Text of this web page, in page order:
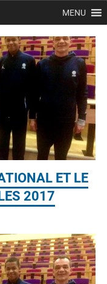
MENU
ET LE
2017